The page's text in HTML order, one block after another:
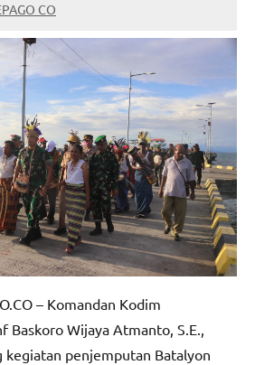
CO
– Komandan Kodim
Baskoro Wijaya Atmanto, S.E.,
kegiatan penjemputan Batalyon